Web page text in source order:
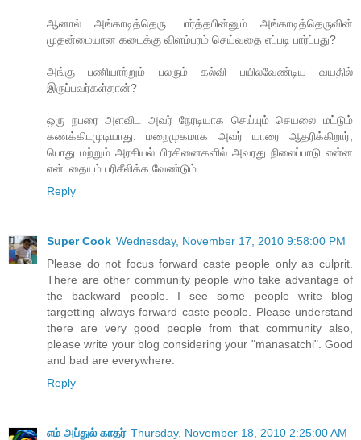
ஆனால் அங்காடித்தெரு பார்த்தபின்னும் அங்காடித்தெருவின்
முதன்மையான கடைக்கு விளம்பரம் செய்வதை எப்படி பார்ப்பது?
அங்கு பணியாற்றும் பலரும் கல்வி பயிலவேண்டிய வயதில்
இருப்பவர்கள்தான்?
ஒரு நபரை அளவிட அவர் நேரடியாக செய்யும் செயலை மட்டும்
கணக்கிடமுடியாது. மறைமுகமாக அவர் யாரை ஆதரிக்கிறார்,
பொது மற்றும் அரசியல் பிரசினைகளில் அவரது நிலைப்பாடு என்ன
என்பதையும் பரிசீலிக்க வேண்டும்.
Reply
Super Cook Wednesday, November 17, 2010 9:58:00 PM
Please do not focus forward caste people only as culprit.
There are other community people who take advantage of
the backward people. I see some people write blog
targetting always forward caste people. Please understand
there are very good people from that community also,
please write your blog considering your "manasatchi". Good
and bad are everywhere.
Reply
எம் அப்துல் காதர் Thursday, November 18, 2010 2:25:00 AM